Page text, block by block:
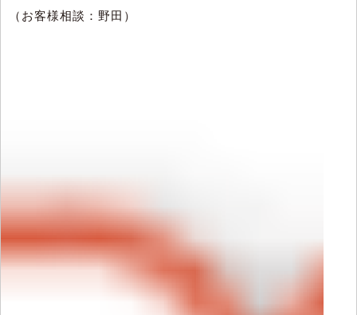
（お客様相談：野田）